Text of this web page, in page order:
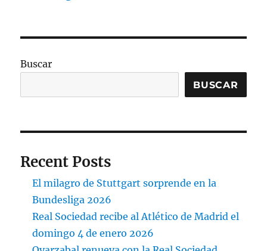
Buscar
BUSCAR
Recent Posts
El milagro de Stuttgart sorprende en la
Bundesliga 2026
Real Sociedad recibe al Atlético de Madrid el
domingo 4 de enero 2026